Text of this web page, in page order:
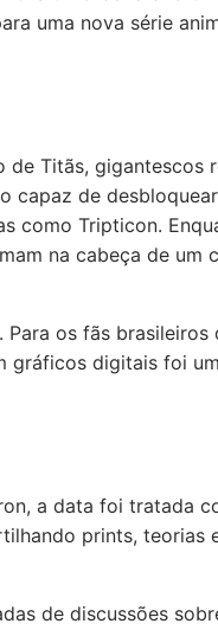
uma nova série
de Titãs, gigantescos
capaz de
como Tripticon.
na cabeça de um
os fãs brasileiros
gráficos digitais foi
a data foi tratada
prints, teorias
de discussões